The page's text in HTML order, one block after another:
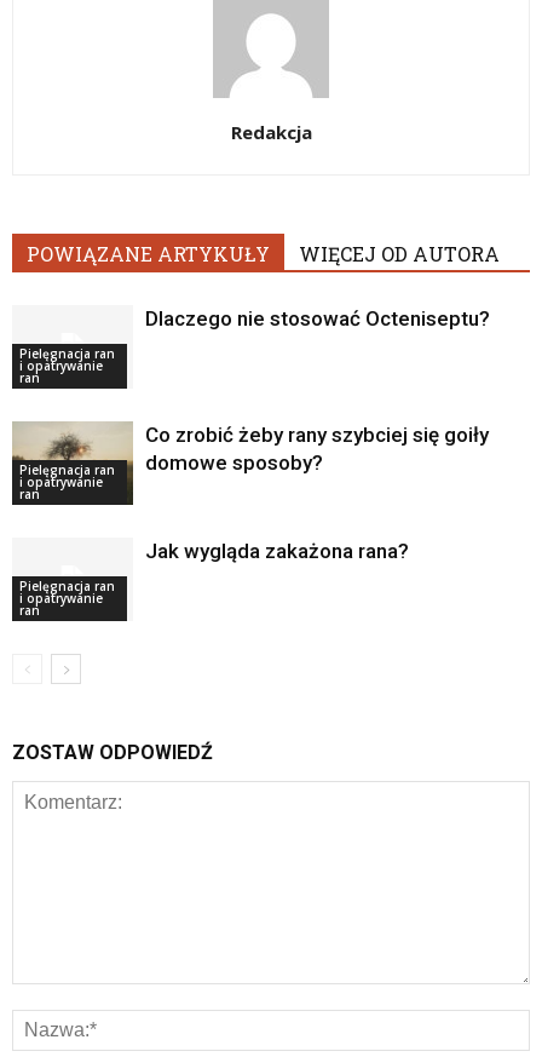
Redakcja
POWIĄZANE ARTYKUŁY WIĘCEJ OD AUTORA
Pielęgnacja ran
i opatrywanie
ran
Dlaczego nie stosować Octeniseptu?
Pielęgnacja ran
i opatrywanie
ran
Co zrobić żeby rany szybciej się goiły
domowe sposoby?
Pielęgnacja ran
i opatrywanie
ran
Jak wygląda zakażona rana?
ZOSTAW ODPOWIEDŹ